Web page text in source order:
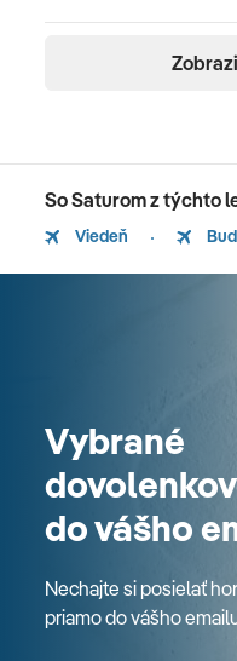
So Saturom z týchto
Viedeň
Vybrané
do vášho
Nechajte si posielať
priamo do vášho